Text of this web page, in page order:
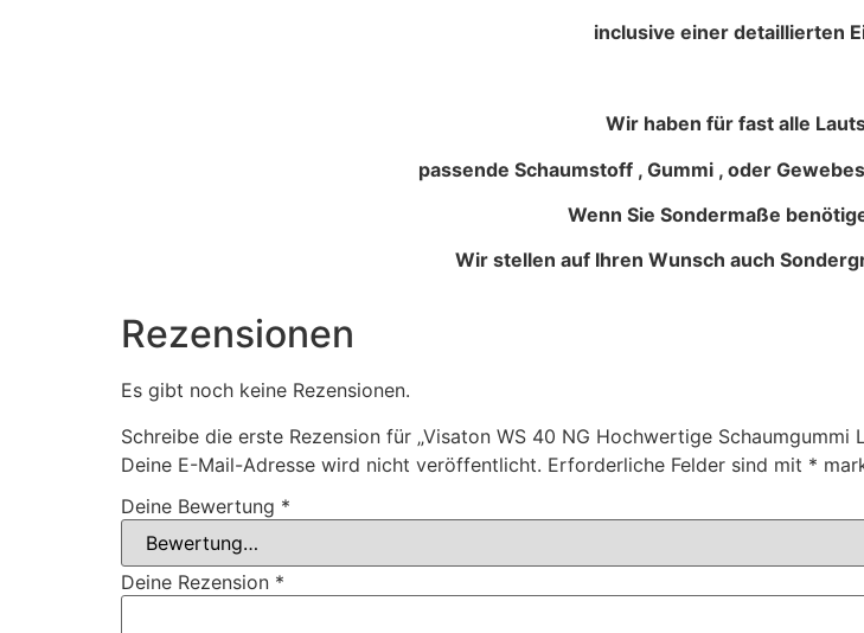
inclusive einer detaillierten
Wir haben für fast alle
passende Schaumstoff , Gummi , oder
Wenn Sie Sondermaße
Wir stellen auf Ihren Wunsch auch
Rezensionen
Es gibt noch keine Rezensionen.
Schreibe die erste Rezension für „Visaton WS 40 NG Hochwertige Schaumgummi
Deine E-Mail-Adresse wird nicht veröffentlicht. Erforderliche Felder sind mit *
Deine Bewertung *
Deine Rezension *